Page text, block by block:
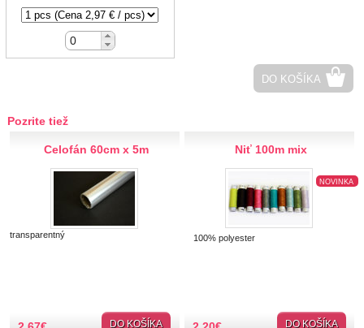
Pletenie, háčkovanie
Ihlice a príslušenstvo
Pomôcky
Sieťovanie, frivolitkovanie
Vyšívanie
Výšívacie nite a priadze
Patchwork,quiltovanie
Nástroje, strojčeky
DO KOŠÍKA
Pozrite tiež
Celofán 60cm x 5m
transparentný
DO KOŠÍKA
Niť 100m mix
NOVINKA
100% polyester
DO KOŠÍKA